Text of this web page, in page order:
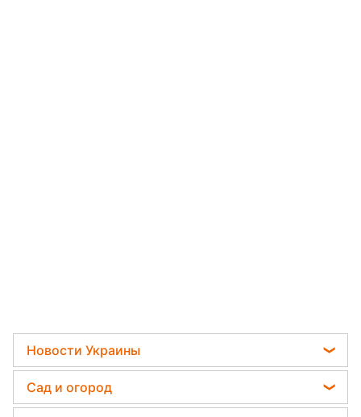
Новости Украины
Телеграм новости Украины
Пенсии в Украине
Сад и огород